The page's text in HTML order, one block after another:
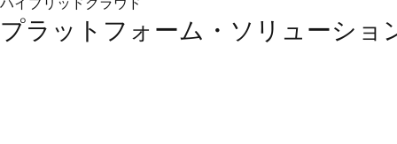
ハイブリッドクラウド
プラットフォーム・ソリューショ